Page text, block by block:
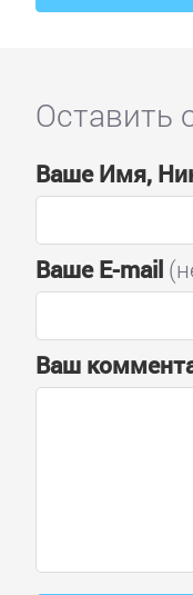
Оставить
Ваше Имя,
Ваше E-mail
Ваш